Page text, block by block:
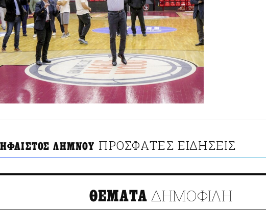
ΗΦΑΙΣΤΟΣ ΛΗΜΝΟΥ ΠΡΟΣΦΑΤΕΣ ΕΙΔΗΣΕΙΣ
ΘΕΜΑΤΑ ΔΗΜΟΦΙΛΗ